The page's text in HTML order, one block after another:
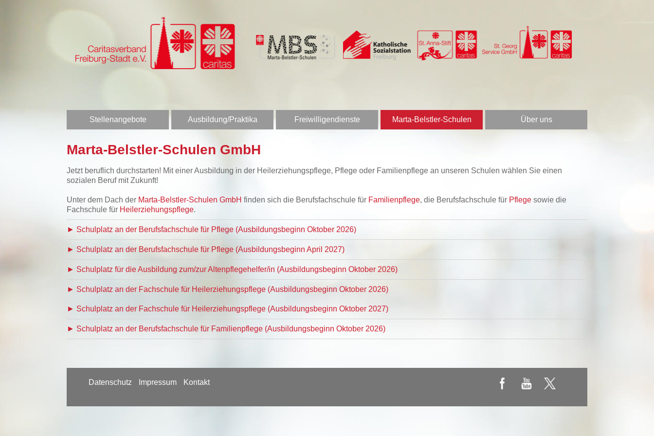
Stellenangebote Ausbildung/Praktika Freiwilligendienste Marta-Belstler-Schulen Über uns
Marta-Belstler-Schulen GmbH
Jetzt beruflich durchstarten! Mit einer Ausbildung in der Heilerziehungspflege, Pflege oder Familienpflege an unseren Schulen wählen Sie einen
sozialen Beruf mit Zukunft!
Unter dem Dach der Marta-Belstler-Schulen GmbH finden sich die Berufsfachschule für Familienpflege, die Berufsfachschule für Pflege sowie die
Fachschule für Heilerziehungspflege.
► Schulplatz an der Berufsfachschule für Pflege (Ausbildungsbeginn Oktober 2026)
► Schulplatz an der Berufsfachschule für Pflege (Ausbildungsbeginn April 2027)
► Schulplatz für die Ausbildung zum/zur Altenpflegehelfer/in (Ausbildungsbeginn Oktober 2026)
► Schulplatz an der Fachschule für Heilerziehungspflege (Ausbildungsbeginn Oktober 2026)
► Schulplatz an der Fachschule für Heilerziehungspflege (Ausbildungsbeginn Oktober 2027)
► Schulplatz an der Berufsfachschule für Familienpflege (Ausbildungsbeginn Oktober 2026)
Datenschutz Impressum Kontakt